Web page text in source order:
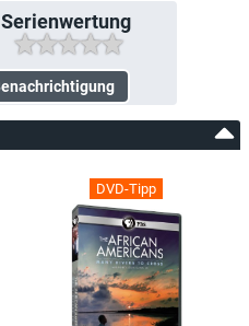
Serienwertung
DVD-Tipp